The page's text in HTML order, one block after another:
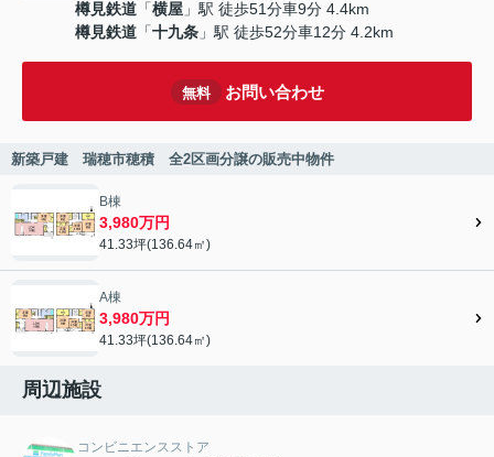
樽見鉄道 「横屋 」駅 徒歩51分車9分 4.4km
樽見鉄道 「十九条 」駅 徒歩52分車12分 4.2km
無料 お問い合わせ
新築戸建 瑞穂市穂積 全2区画分譲の販売中物件
B棟
3,980万円
41.33坪(136.64㎡)
A棟
3,980万円
41.33坪(136.64㎡)
周辺施設
コンビニエンスストア